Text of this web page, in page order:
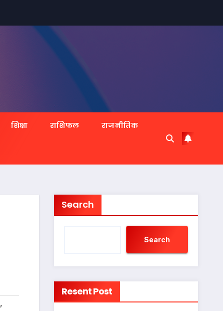
शिक्षा राशिफल राजनीतिक
,
Search
Search
Resent Post